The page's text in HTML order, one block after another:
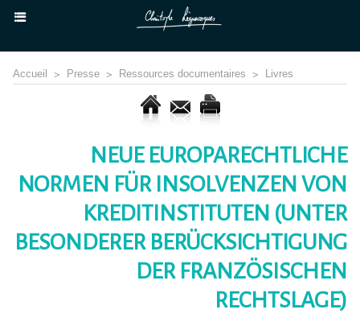
Accueil > Presse > Ressources documentaires > Livres
NEUE EUROPARECHTLICHE
NORMEN FÜR INSOLVENZEN VON
KREDITINSTITUTEN (UNTER
BESONDERER BERÜCKSICHTIGUNG
DER FRANZÖSISCHEN
RECHTSLAGE)